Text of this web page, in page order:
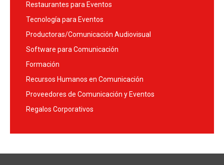
Restaurantes para Eventos
Tecnología para Eventos
Productoras/Comunicación Audiovisual
Software para Comunicación
Formación
Recursos Humanos en Comunicación
Proveedores de Comunicación y Eventos
Regalos Corporativos